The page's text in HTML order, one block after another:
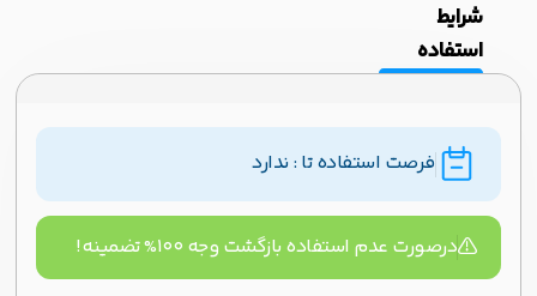
شرایط
استفاده
فرصت استفاده تا : ندارد
درصورت عدم استفاده بازگشت وجه ۱۰۰% تضمینه!